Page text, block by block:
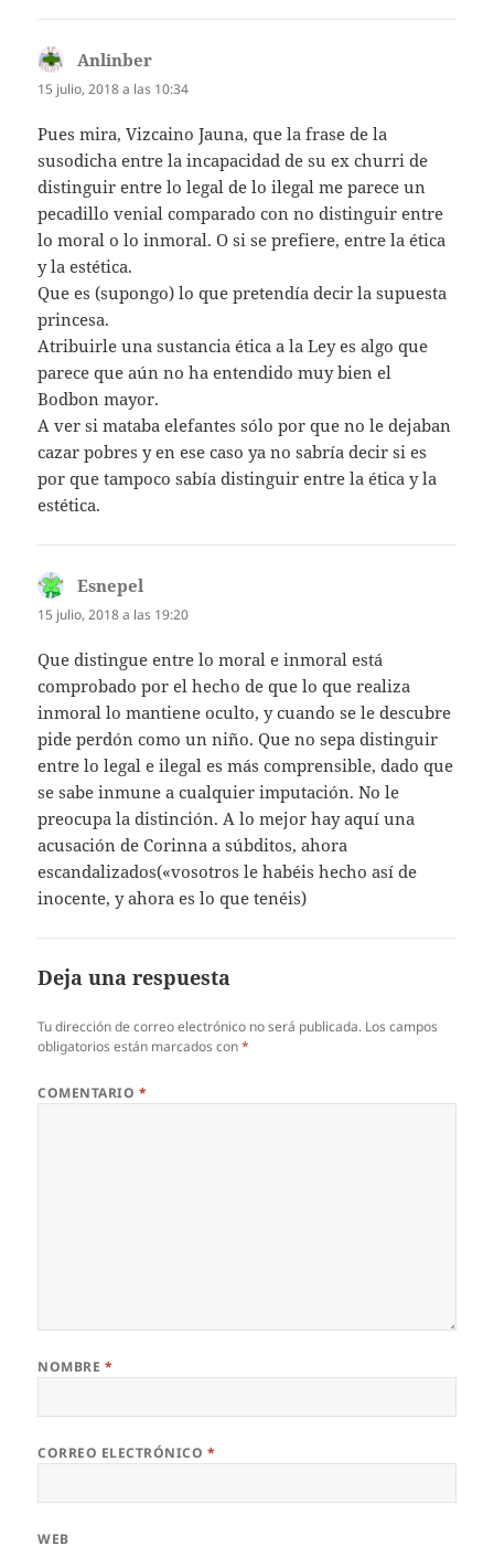
Anlinber
15 julio, 2018 a las 10:34
Pues mira, Vizcaino Jauna, que la frase de la
susodicha entre la incapacidad de su ex churri de
distinguir entre lo legal de lo ilegal me parece un
pecadillo venial comparado con no distinguir entre
lo moral o lo inmoral. O si se prefiere, entre la ética
y la estética.
Que es (supongo) lo que pretendía decir la supuesta
princesa.
Atribuirle una sustancia ética a la Ley es algo que
parece que aún no ha entendido muy bien el
Bodbon mayor.
A ver si mataba elefantes sólo por que no le dejaban
cazar pobres y en ese caso ya no sabría decir si es
por que tampoco sabía distinguir entre la ética y la
estética.
Esnepel
15 julio, 2018 a las 19:20
Que distingue entre lo moral e inmoral está
comprobado por el hecho de que lo que realiza
inmoral lo mantiene oculto, y cuando se le descubre
pide perdón como un niño. Que no sepa distinguir
entre lo legal e ilegal es más comprensible, dado que
se sabe inmune a cualquier imputación. No le
preocupa la distinción. A lo mejor hay aquí una
acusación de Corinna a súbditos, ahora
escandalizados(«vosotros le habéis hecho así de
inocente, y ahora es lo que tenéis)
Deja una respuesta
Tu dirección de correo electrónico no será publicada. Los campos
obligatorios están marcados con*
COMENTARIO *
NOMBRE *
CORREO ELECTRÓNICO *
WEB